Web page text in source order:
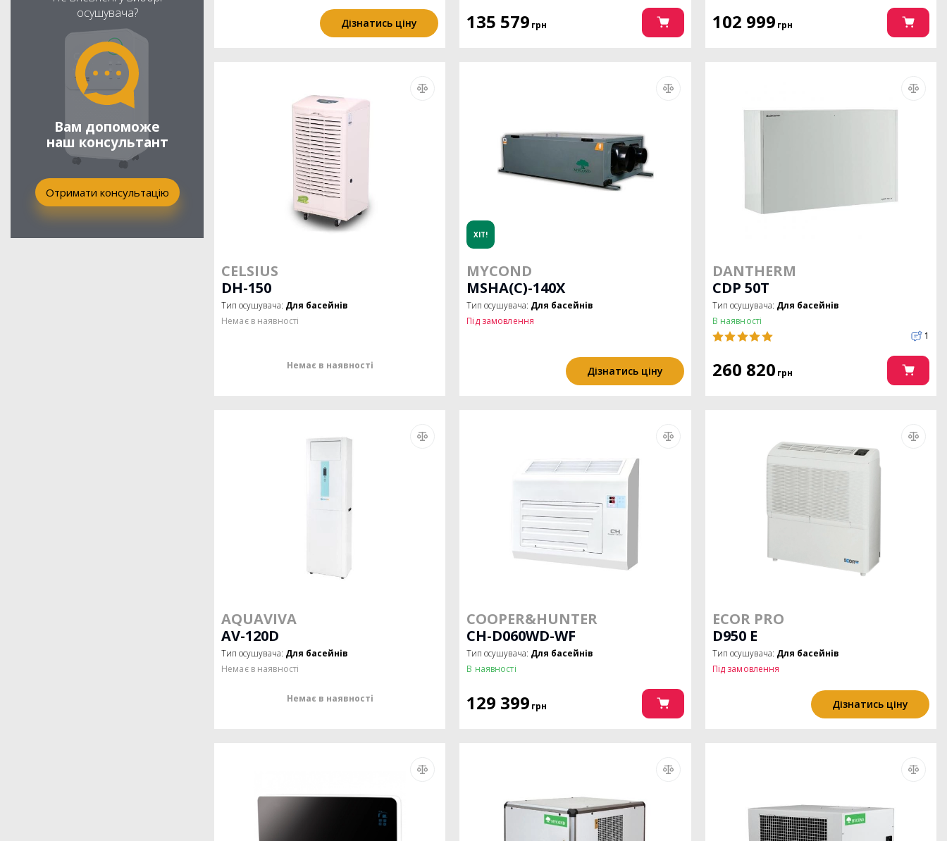
осушувача?
Вам допоможе
наш консультант
Отримати консультацію
Дізнатись ціну 135 579 грн 102 999 грн
CELSIUS
DH-150
Тип осушувача: Для басейнів
Немає в наявності
Немає в наявності
ХІТ!
MYCOND
MSHA(C)-140X
Тип осушувача: Для басейнів
Під замовлення
Дізнатись ціну
DANTHERM
CDP 50Т
Тип осушувача: Для басейнів
В наявності
1
260 820 грн
AQUAVIVA
AV-120D
Тип осушувача: Для басейнів
Немає в наявності
Немає в наявності
COOPER&HUNTER
CH-D060WD-WF
Тип осушувача: Для басейнів
В наявності
129 399 грн
ECOR PRO
D950 E
Тип осушувача: Для басейнів
Під замовлення
Дізнатись ціну